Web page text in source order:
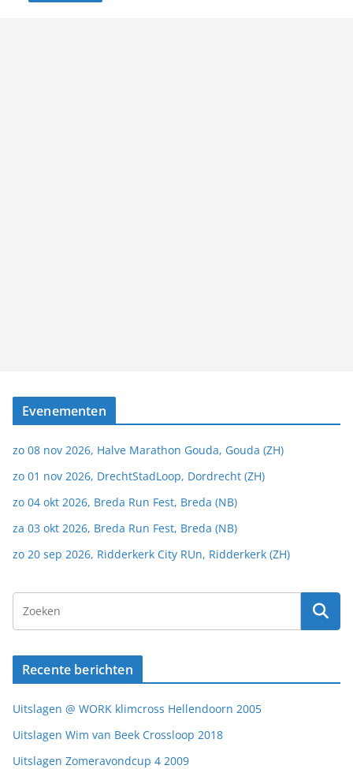
Evenementen
zo 08 nov 2026, Halve Marathon Gouda, Gouda (ZH)
zo 01 nov 2026, DrechtStadLoop, Dordrecht (ZH)
zo 04 okt 2026, Breda Run Fest, Breda (NB)
za 03 okt 2026, Breda Run Fest, Breda (NB)
zo 20 sep 2026, Ridderkerk City RUn, Ridderkerk (ZH)
Recente berichten
Uitslagen @ WORK klimcross Hellendoorn 2005
Uitslagen Wim van Beek Crossloop 2018
Uitslagen Zomeravondcup 4 2009